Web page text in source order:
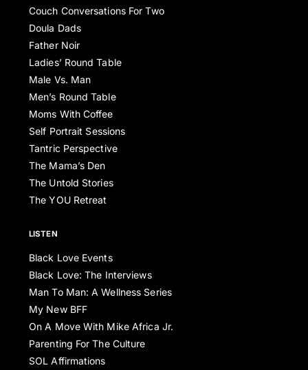
Couch Conversations For Two
Doula Dads
Father Noir
Ladies’ Round Table
Male Vs. Man
Men’s Round Table
Moms With Coffee
Self Portrait Sessions
Tantric Perspective
The Mama’s Den
The Untold Stories
The YOU Retreat
LISTEN
Black Love Events
Black Love: The Interviews
Man To Man: A Wellness Series
My New BFF
On A Move With Mike Africa Jr.
Parenting For The Culture
SOL Affirmations